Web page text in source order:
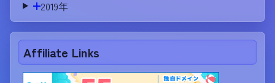
2019年
Affiliate Links